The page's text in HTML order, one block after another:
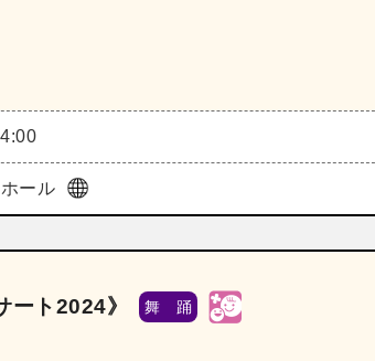
ール
ート2024》 舞 踊